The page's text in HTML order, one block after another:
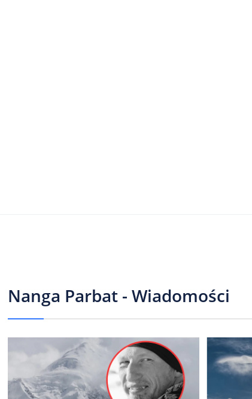
Nanga Parbat - Wiadomości